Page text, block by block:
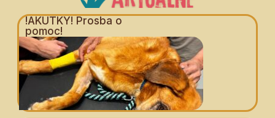
!AKUTKY! Prosba o
pomoc!